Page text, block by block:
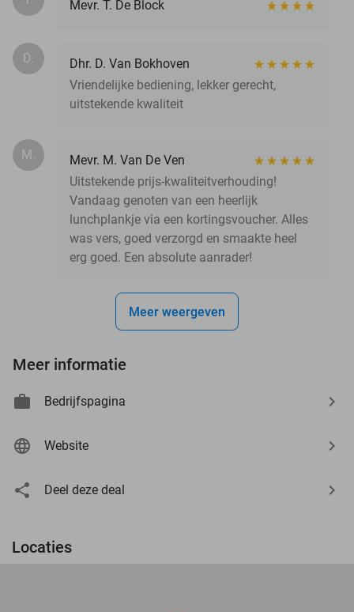
Mevr. T. De Block
D.
Dhr. D. Van Bokhoven
Vriendelijke bediening, lekker gerecht,
uitstekende kwaliteit
M.
Mevr. M. Van De Ven
Uitstekende prijs-kwaliteitverhouding!
Vandaag genoten van een heerlijk
lunchplankje via een kortingsvoucher. Alles
was vers, goed verzorgd en smaakte heel
erg goed. Een absolute aanrader!
Meer weergeven
Meer informatie
Bedrijfspagina
Website
Deel deze deal
Locaties